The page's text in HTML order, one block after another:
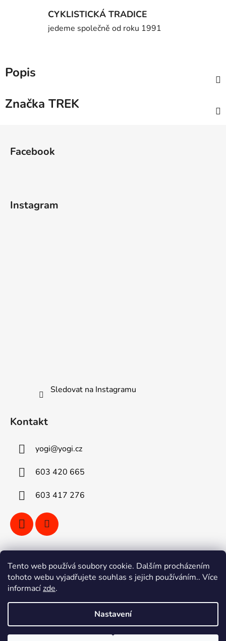
Tento web používá soubory cookie. Dalším procházením
tohoto webu vyjadřujete souhlas s jejich používáním.. Více
informacízde.
Nastavení
CYKLISTICKÁ TRADICE
jedeme společně od roku 1991
Popis
Značka TREK
Facebook
Instagram
Sledovat na Instagramu
Kontakt
yogi@yogi.cz
603 420 665
603 417 276
Vyhledávání
Vytvořil Shoptet